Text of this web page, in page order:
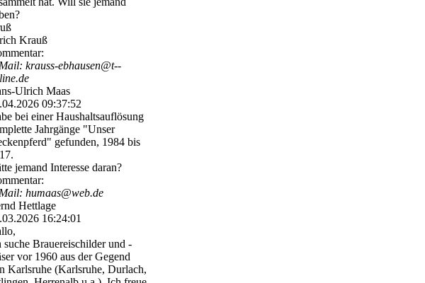
Krauß
krauss-­ebhausen@­t-­
Ulrich Maas
09:37:52
bei einer Haushaltsauflösung
Jahrgänge "Unser
gefunden, 1984 bis
jemand Interesse daran?
humaas@web.de
Hettlage
16:24:01
suche Brauereischilder und -
vor 1960 aus der Gegend
Karlsruhe (Karlsruhe, Durlach,